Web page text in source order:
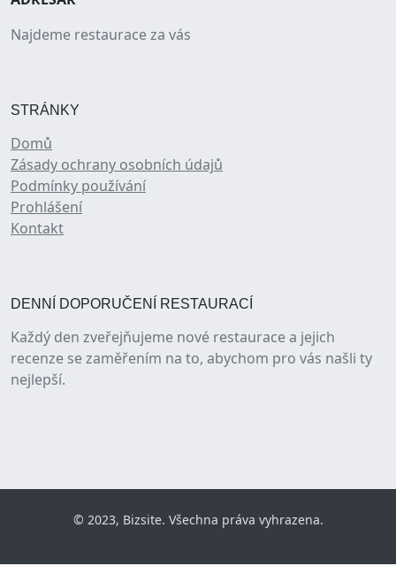
Najdeme restaurace za vás
STRÁNKY
Domů
Zásady ochrany osobních údajů
Podmínky používání
Prohlášení
Kontakt
DENNÍ DOPORUČENÍ RESTAURACÍ
Každý den zveřejňujeme nové restaurace a jejich
recenze se zaměřením na to, abychom pro vás našli ty
nejlepší.
© 2023, Bizsite. Všechna práva vyhrazena.